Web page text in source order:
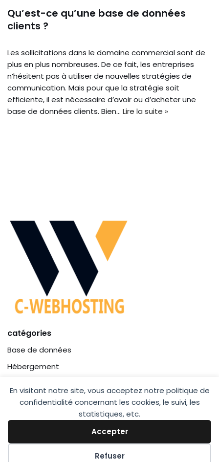
En visitant notre site, vous acceptez notre politique de
confidentialité concernant les cookies, le suivi, les
statistiques, etc.
Accepter
Refuser
Qu’est-ce qu’une base de données
clients ?
Les sollicitations dans le domaine commercial sont de
plus en plus nombreuses. De ce fait, les entreprises
n’hésitent pas à utiliser de nouvelles stratégies de
communication. Mais pour que la stratégie soit
efficiente, il est nécessaire d’avoir ou d’acheter une
base de données clients. Bien… Lire la suite »
catégories
Base de données
Hébergement
Pages